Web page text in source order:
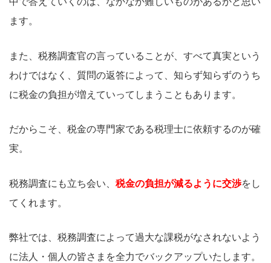
ます。
また、税務調査官の言っていることが、すべて真実という
わけではなく、質問の返答によって、知らず知らずのうち
に税金の負担が増えていってしまうこともあります。
だからこそ、税金の専門家である税理士に依頼するのが確
実。
税務調査にも立ち会い、 税金の負担が減るように交渉をし
てくれます。
弊社では、税務調査によって過大な課税がなされないよう
に法人・個人の皆さまを全力でバックアップいたします。